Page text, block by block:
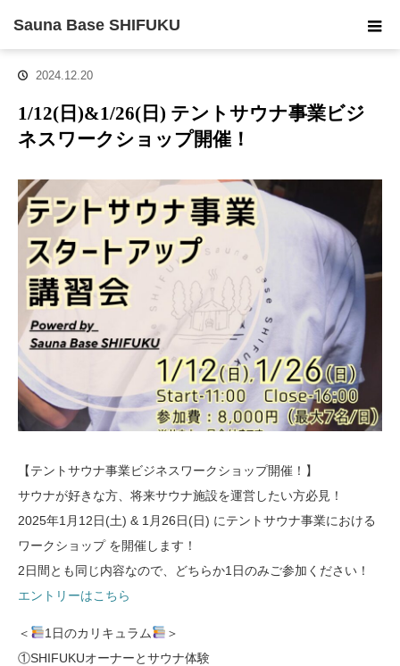
Sauna Base SHIFUKU
お知らせ
1/12(日)&1/26(日) テントサウナ事業ビジネスワーク
2024.12.20
1/12(日)&1/26(日) テントサウナ事業ビジ
ネスワークショップ開催！
【テントサウナ事業ビジネスワークショップ開催！】
サウナが好きな方、将来サウナ施設を運営したい方必見！
2025年1月12日(土) & 1月26日(日) にテントサウナ事業における
ワークショップ を開催します！
2日間とも同じ内容なので、どちらか1日のみご参加ください！
エントリーはこちら
＜ 1日のカリキュラム
＞
①SHIFUKUオーナーとサウナ体験